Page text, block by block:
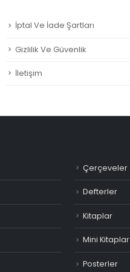
İptal Ve İade Şartları
Gizlilik Ve Güvenlik
İletişim
Çerçeveler
Defterler
Kitaplar
Mini Kitaplar
Posterler